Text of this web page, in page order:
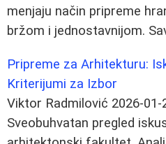
menjaju način pripreme
bržom i jednostavnijom.
Pripreme za Arhitekturu:
Kriterijumi za Izbor
Viktor Radmilović 2026-01-
Sveobuhvatan pregled